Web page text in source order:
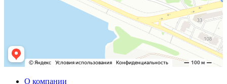
О компании